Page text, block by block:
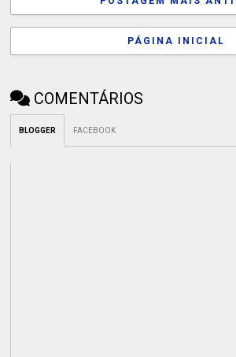
PÁGINA INICIAL
COMENTÁRIOS
BLOGGER FACEBOOK